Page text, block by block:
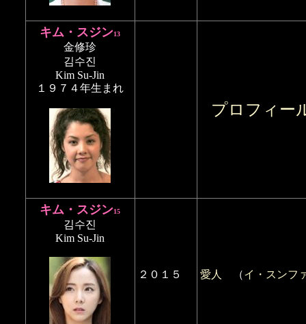
キム・スジン13
金修珍
김수진
Kim Su-Jin
１９７４年生まれ
プロフィー
キム・スジン15
김수진
Kim Su-Jin
２０１５ 愛人 （イ・スンフ